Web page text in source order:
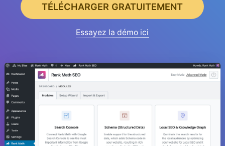
TÉLÉCHARGER GRATUITEMENT
Essayez la démo ici